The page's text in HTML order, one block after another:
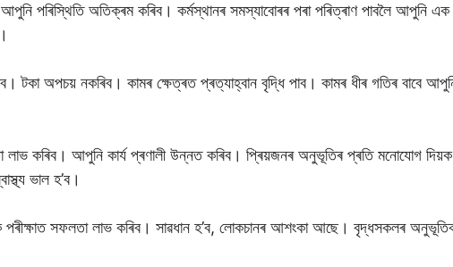
পৰিস্থিতি অতিক্ৰম কৰিব। কৰ্মস্থানৰ সমস্যাবোৰৰ পৰা পৰিত্ৰাণ পাবলৈ আপুনি এক
টকা অপচয় নকৰিব। কামৰ ক্ষেত্ৰত প্ৰত্যাহ্বান বৃদ্ধি পাব। কামৰ ধীৰ গতিৰ বাবে
লাভ কৰিব। আপুনি কাৰ্য প্ৰণালী উন্নত কৰিব। প্ৰিয়জনৰ অনুভূতিৰ প্ৰতি মনোযোগ
ভাল হ’ব।
সফলতা লাভ কৰিব। সাৱধান হ’ব, লোকচানৰ আশংকা আছে। বৃদ্ধসকলৰ অনুভূতিক